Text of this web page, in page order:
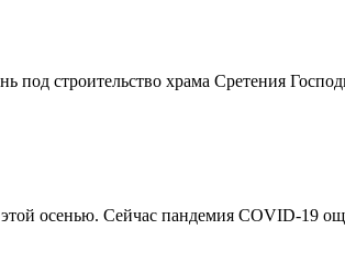
строительство храма Сретения
осенью. Сейчас пандемия COVID-19